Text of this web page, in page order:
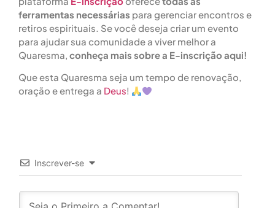
ferramentas necessárias para gerenciar encontros e
retiros espirituais. Se você deseja criar um evento
para ajudar sua comunidade a viver melhor a
Quaresma, conheça mais sobre a E-inscrição aqui!
Que esta Quaresma seja um tempo de renovação,
oração e entrega a Deus!
Inscrever-se